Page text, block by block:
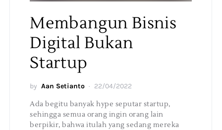
Membangun Bisnis
Digital Bukan
Startup
by Aan Setianto 22/04/2022
Ada begitu banyak hype seputar startup,
sehingga semua orang ingin orang lain
berpikir, bahwa itulah yang sedang mereka